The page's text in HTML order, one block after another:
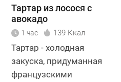
Тартар из лосося с
авокадо
1 час 139 Ккал
Тартар - холодная
закуска, придуманная
французскими